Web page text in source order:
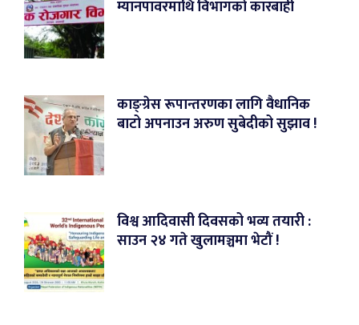
म्यानपावरमाथि विभागको कारबाही
काङ्ग्रेस रूपान्तरणका लागि वैधानिक
बाटो अपनाउन अरुण सुबेदीको सुझाव !
विश्व आदिवासी दिवसको भव्य तयारी :
साउन २४ गते खुलामञ्चमा भेटौं !